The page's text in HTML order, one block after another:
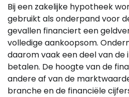
Bij een zakelijke hypotheek
gebruikt als onderpand voor
gevallen financiert een
volledige aankoopsom.
daarom vaak een deel van de
betalen. De hoogte van de
andere af van de
branche en de financiële